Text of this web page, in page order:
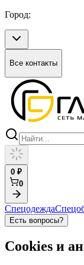
Город:
Все контакты
0 ₽
0
Спецодежда
Есть вопросы?
Cookies и